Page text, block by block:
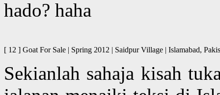
hado? haha
[ 12 ] Goat For Sale | Spring 2012 | Saidpur Village | Islamabad,
Sekianlah sahaja kisah